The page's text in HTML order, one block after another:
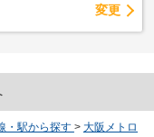
変更
・駅から探す > 大阪メトロ